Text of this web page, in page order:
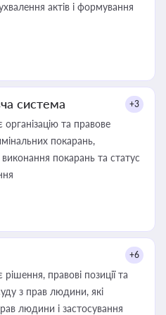
актів і формування
система +3
та правове
покарань,
виконання покарань та статус
+6
правові позиції та
з прав людини, які
людини і застосування